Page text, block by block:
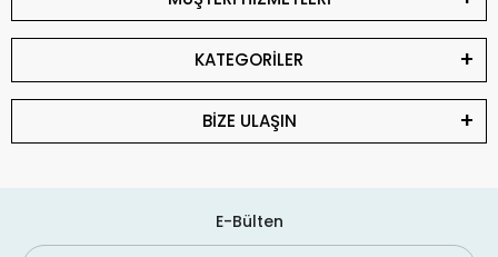
KATEGORİLER
BİZE ULAŞIN
E-Bülten